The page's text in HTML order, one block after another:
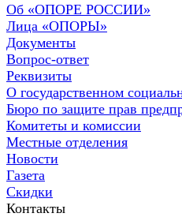
Об «ОПОРЕ РОССИИ»
Лица «ОПОРЫ»
Документы
Вопрос-ответ
Реквизиты
О государственном
Бюро по защите прав
Комитеты и комиссии
Местные отделения
Новости
Газета
Скидки
Контакты